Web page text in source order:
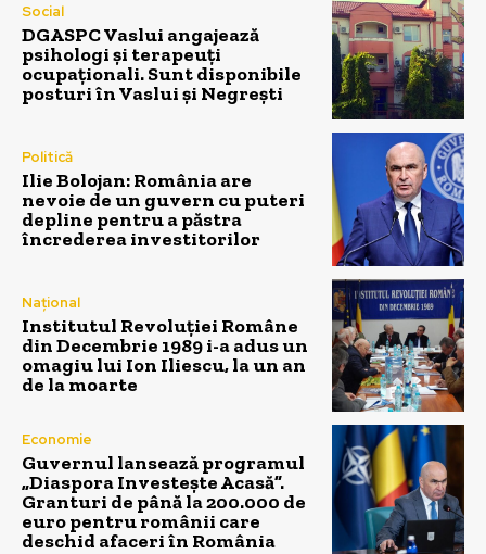
Social
DGASPC Vaslui angajează
psihologi și terapeuți
ocupaționali. Sunt disponibile
posturi în Vaslui și Negrești
Politică
Ilie Bolojan: România are
nevoie de un guvern cu puteri
depline pentru a păstra
încrederea investitorilor
Național
Institutul Revoluției Române
din Decembrie 1989 i-a adus un
omagiu lui Ion Iliescu, la un an
de la moarte
Economie
Guvernul lansează programul
„Diaspora Investește Acasă”.
Granturi de până la 200.000 de
euro pentru românii care
deschid afaceri în România